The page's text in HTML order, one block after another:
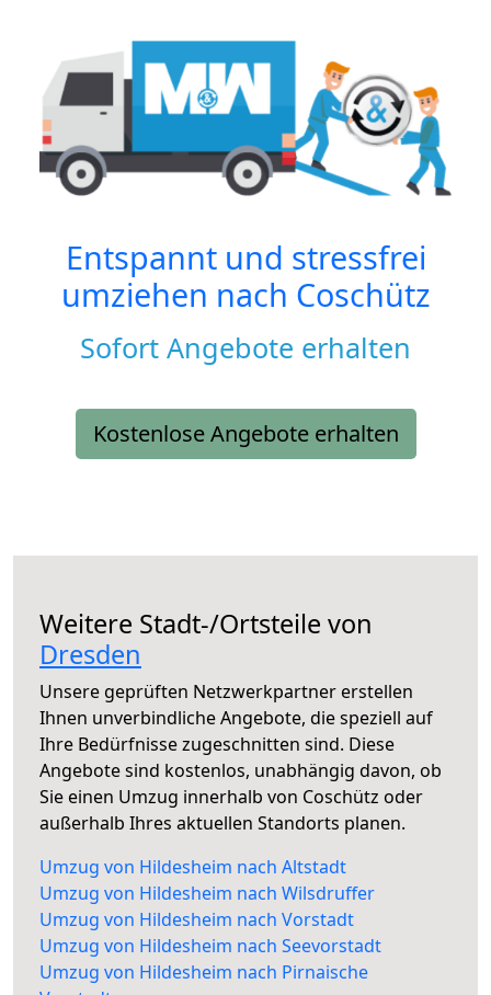
Entspannt und stressfrei
umziehen nach Coschütz
Sofort Angebote erhalten
Kostenlose Angebote erhalten
Weitere Stadt-/Ortsteile von
Dresden
Unsere geprüften Netzwerkpartner erstellen
Ihnen unverbindliche Angebote, die speziell auf
Ihre Bedürfnisse zugeschnitten sind. Diese
Angebote sind kostenlos, unabhängig davon, ob
Sie einen Umzug innerhalb von Coschütz oder
außerhalb Ihres aktuellen Standorts planen.
Umzug von Hildesheim nach Altstadt
Umzug von Hildesheim nach Wilsdruffer
Umzug von Hildesheim nach Vorstadt
Umzug von Hildesheim nach Seevorstadt
Umzug von Hildesheim nach Pirnaische